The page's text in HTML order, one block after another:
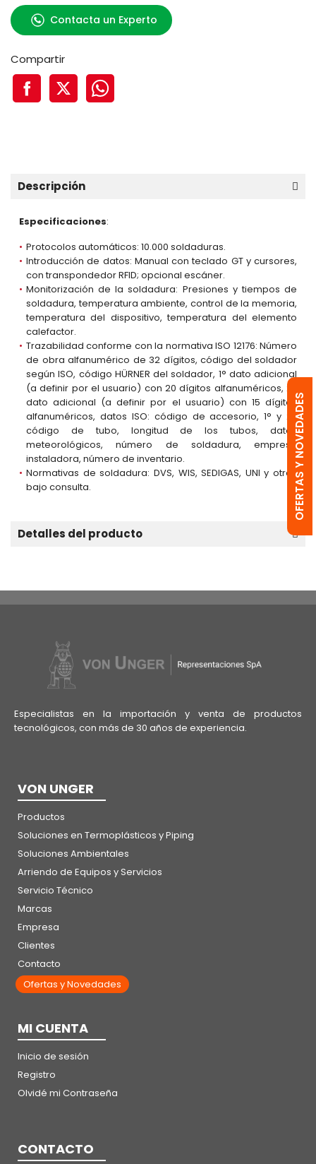
Contacta un Experto
Compartir
Descripción
Especificaciones:
Protocolos automáticos: 10.000 soldaduras.
Introducción de datos: Manual con teclado GT y cursores,
con transpondedor RFID; opcional escáner.
Monitorización de la soldadura: Presiones y tiempos de
soldadura, temperatura ambiente, control de la memoria,
temperatura del dispositivo, temperatura del elemento
calefactor.
Trazabilidad conforme con la normativa ISO 12176: Número
de obra alfanumérico de 32 dígitos, código del soldador
según ISO, código HÜRNER del soldador, 1° dato adicional
(a definir por el usuario) con 20 dígitos alfanuméricos, 2°
dato adicional (a definir por el usuario) con 15 dígitos
alfanuméricos, datos ISO: código de accesorio, 1° y 2°
código de tubo, longitud de los tubos, datos
meteorológicos, número de soldadura, empresa
instaladora, número de inventario.
Normativas de soldadura: DVS, WIS, SEDIGAS, UNI y otras
bajo consulta.
Detalles del producto
Especialistas en la importación y venta de productos
tecnológicos, con más de 30 años de experiencia.
OFERTAS Y NOVEDADES
VON UNGER
Productos
Soluciones en Termoplásticos y Piping
Soluciones Ambientales
Arriendo de Equipos y Servicios
Servicio Técnico
Marcas
Empresa
Clientes
Contacto
Ofertas y Novedades
MI CUENTA
Inicio de sesión
Registro
Olvidé mi Contraseña
CONTACTO